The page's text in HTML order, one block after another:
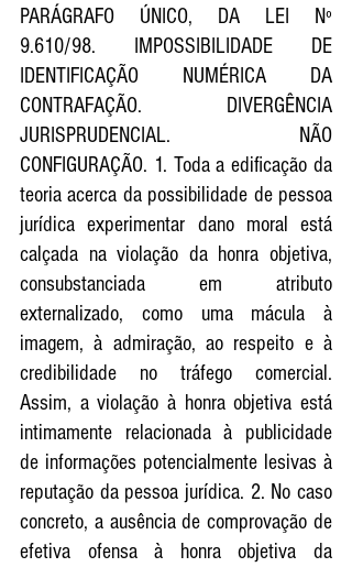
PARÁGRAFO ÚNICO, DA LEI Nº
9.610/98. IMPOSSIBILIDADE DE
IDENTIFICAÇÃO NUMÉRICA DA
CONTRAFAÇÃO. DIVERGÊNCIA
JURISPRUDENCIAL. NÃO
CONFIGURAÇÃO. 1. Toda a edificação da
teoria acerca da possibilidade de pessoa
jurídica experimentar dano moral está
calçada na violação da honra objetiva,
consubstanciada em atributo
externalizado, como uma mácula à
imagem, à admiração, ao respeito e à
credibilidade no tráfego comercial.
Assim, a violação à honra objetiva está
intimamente relacionada à publicidade
de informações potencialmente lesivas à
reputação da pessoa jurídica. 2. No caso
concreto, a ausência de comprovação de
efetiva ofensa à honra objetiva da